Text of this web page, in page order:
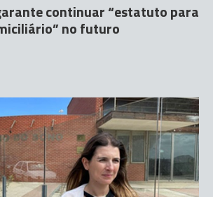
continuar “estatuto para
no futuro